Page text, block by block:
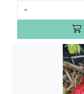
-